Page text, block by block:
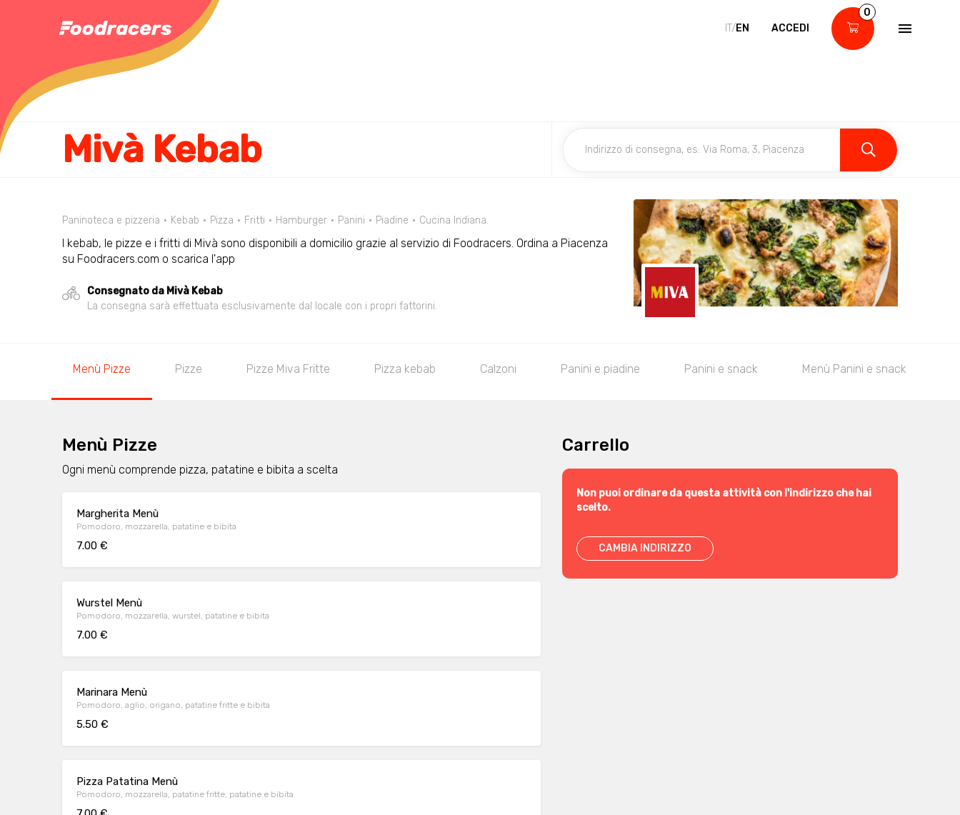
IT/EN ACCEDI
0
Mivà Kebab
Paninoteca e pizzeria Kebab Pizza Fritti Hamburger Panini Piadine Cucina Indiana
I kebab, le pizze e i fritti di Mivà sono disponibili a domicilio grazie al servizio di Foodracers. Ordina a Piacenza
su Foodracers.com o scarica l'app
Consegnato da Mivà Kebab
La consegna sarà effettuata esclusivamente dal locale con i propri fattorini.
Menù Pizze Pizze Pizze Miva Fritte Pizza kebab Calzoni Panini e piadine Panini e snack Menù Panini e snack
Menù Pizze
Ogni menù comprende pizza, patatine e bibita a scelta
Margherita Menù
Pomodoro, mozzarella, patatine e bibita
7.00 €
Wurstel Menù
Pomodoro, mozzarella, wurstel, patatine e bibita
7.00 €
Marinara Menù
Pomodoro, aglio, origano, patatine fritte e bibita
5.50 €
Pizza Patatina Menù
Pomodoro, mozzarella, patatine fritte, patatine e bibita
Carrello
Non puoi ordinare da questa attività con l'indirizzo che hai
scelto.
CAMBIA INDIRIZZO